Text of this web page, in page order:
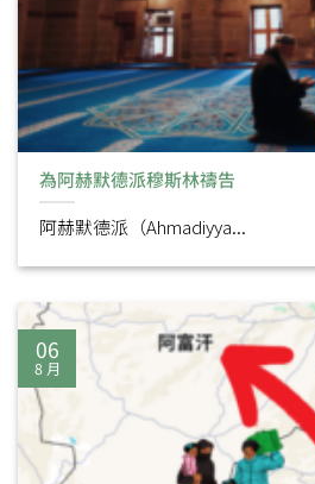
為阿赫默德派穆斯林禱告
阿赫默德派（Ahmadiyya...
06
8 月